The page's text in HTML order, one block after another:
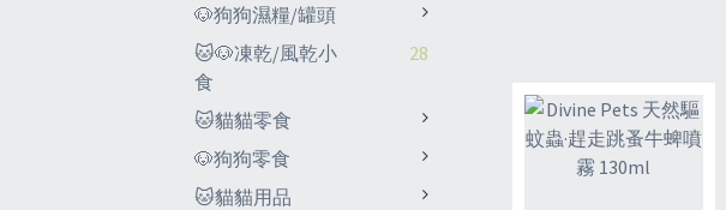
🐶狗狗濕糧/罐頭
🐱🐶凍乾/風乾小
食
28
🐱貓貓零食
🐶狗狗零食
🐱貓貓用品